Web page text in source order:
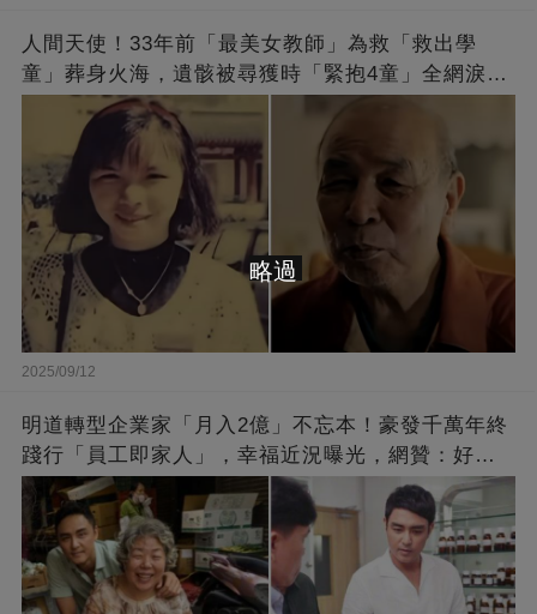
人間天使！33年前「最美女教師」為救「救出學
童」葬身火海，遺骸被尋獲時「緊抱4童」全網淚
崩：真正的英雄不該被遺忘
2025/09/12
明道轉型企業家「月入2億」不忘本！豪發千萬年終
踐行「員工即家人」，幸福近況曝光，網贊：好老
闆的福報
略過